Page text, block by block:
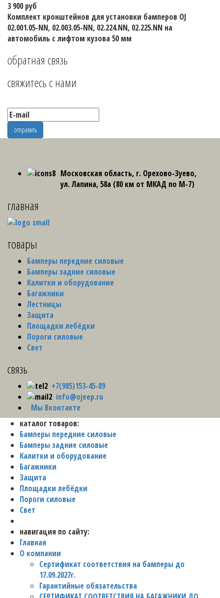
3 900 руб
Комплект кронштейнов для установки бамперов OJ
02.001.05-NN, 02.003.05-NN, 02.224.NN, 02.225.NN на
автомобиль с лифтом кузова 50 мм
обратная связь
свяжитесь с нами
Московская область, г. Орехово-Зуево,
ул. Лапина, 58а (80 км от МКАД по М-7)
главная
товары
Бамперы передние силовые
Бамперы задние силовые
Калитки и оборудование
Багажники
Лестницы
Защита
Площадки лебёдки
Пороги силовые
Свет
связь
+7(985)153-45-89
info@ojeep.ru
Мы Вконтакте
каталог товаров:
Бамперы передние силовые
Бамперы задние силовые
Калитки и оборудование
Багажники
Защита
Площадки лебёдки
Пороги силовые
Свет
навигация по сайту:
Главная
О компании
Сертификат соответствия на бамперы до
17.09.2027г.
Гарантийные обязательства